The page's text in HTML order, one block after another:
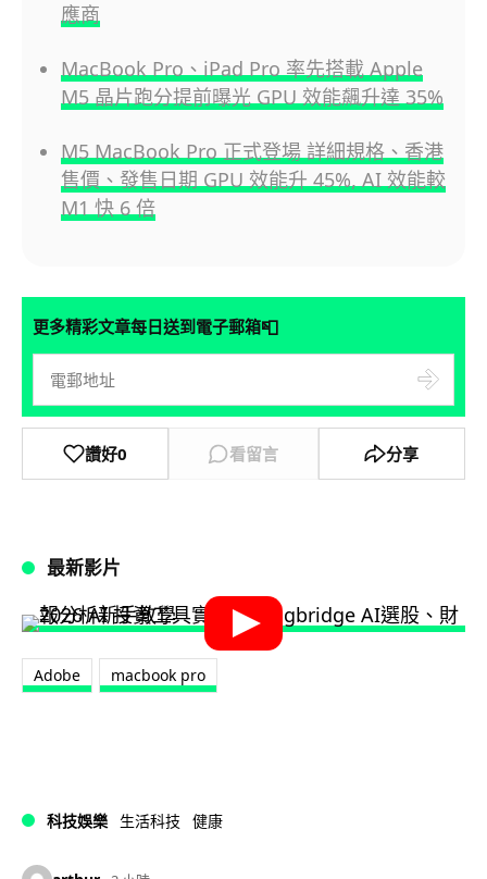
應商
MacBook Pro、iPad Pro 率先搭載 Apple
M5 晶片跑分提前曝光 GPU 效能飆升達 35%
M5 MacBook Pro 正式登場 詳細規格、香港
售價、發售日期 GPU 效能升 45%, AI 效能較
M1 快 6 倍
更多精彩文章每日送到電子郵箱📮
讚好0 看留言 分享
最新影片
Adobe macbook pro
科技娛樂 生活科技 健康